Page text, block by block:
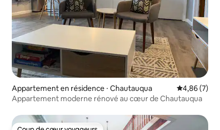
Appartement en résidence ⋅ Chautauqua Évaluation
4,86 (7)
Appartement moderne rénové au cœur de Chautauqua